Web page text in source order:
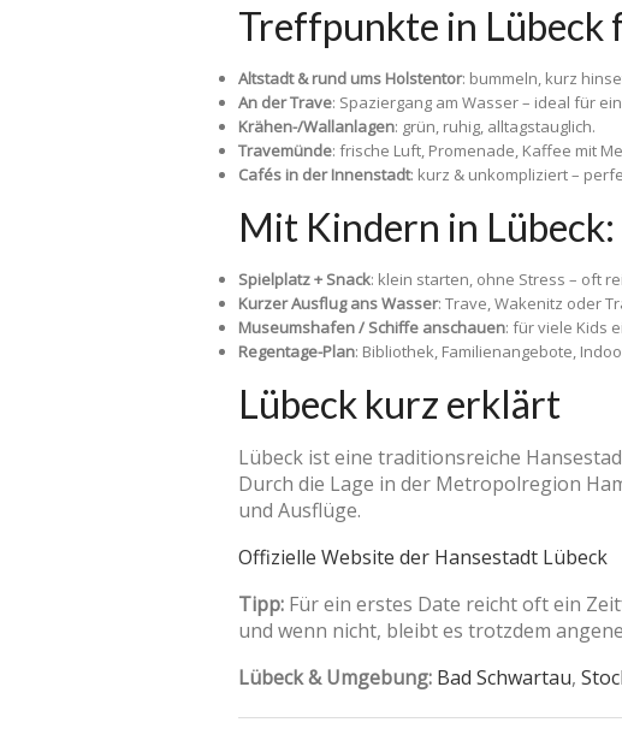
Treffpunkte in Lübeck
Altstadt & rund ums Holstentor: bummeln, kurz
An der Trave: Spaziergang am Wasser – ideal für
Krähen-/Wallanlagen: grün, ruhig, alltagstauglich.
Travemünde: frische Luft, Promenade, Kaffee mit
Cafés in der Innenstadt: kurz & unkompliziert –
Mit Kindern in
Spielplatz + Snack: klein starten, ohne Stress – oft
Kurzer Ausflug ans Wasser: Trave, Wakenitz oder
Museumshafen / Schiffe anschauen: für viele Kids
Regentage-Plan: Bibliothek, Familienangebote,
Lübeck kurz erklärt
Lübeck ist eine traditionsreiche
Durch die Lage in der Metropolregion
und Ausflüge.
Offizielle Website der Hansestadt Lübeck
Tipp: Für ein erstes Date reicht oft ein
und wenn nicht, bleibt es trotzdem
Lübeck & Umgebung: Bad Schwartau,